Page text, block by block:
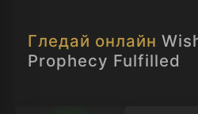
Гледай онлайн
Prophecy Fulfilled